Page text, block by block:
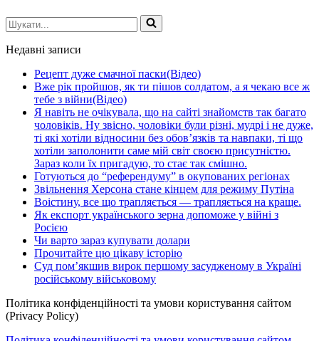
Шукати...
Недавні записи
Рецепт дуже смачної паски(Відео)
Вже рік пройшов, як ти пішов солдатом, а я чекаю все ж
тебе з війни(Відео)
Я навіть не очікувала, що на сайті знайомств так багато
чоловіків. Ну звісно, чоловіки були різні, мудрі і не дуже,
ті які хотіли відносини без обов’язків та навпаки, ті що
хотіли заполонити саме мій світ своєю присутністю.
Зараз коли їх пригадую, то стає так смішно.
Готуються до “референдуму” в окупованих регіонах
Звільнення Херсона стане кінцем для режиму Путіна
Воістину, все що трапляється — трапляється на краще.
Як експорт українського зерна допоможе у війні з
Росією
Чи варто зараз купувати долари
Прочитайте цю цікаву історію
Суд пом’якшив вирок першому засудженому в Україні
російському військовому
Політика конфіденційності та умови користування сайтом
(Privacy Policy)